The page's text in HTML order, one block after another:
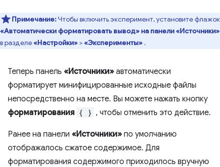
Примечание:Чтобы включить эксперимент, установите флажок
«Автоматически форматировать вывод» на панели «Источники»
в разделе«Настройки» >«Эксперименты» .
Теперь панель «Источники» автоматически
форматирует минифицированные исходные файлы
непосредственно на месте. Вы можете нажать кнопку
форматирования { } , чтобы отменить это действие.
Ранее на панели «Источники» по умолчанию
отображалось сжатое содержимое. Для
форматирования содержимого приходилось вручную